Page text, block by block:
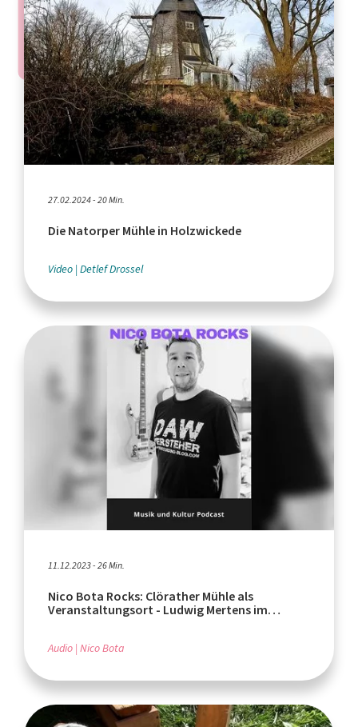
27.02.2024 - 20 Min.
Die Natorper Mühle in Holzwickede
Video Detlef Drossel
11.12.2023 - 26 Min.
Nico Bota Rocks: Clörather Mühle als
Veranstaltungsort - Ludwig Mertens im
Audio Nico Bota